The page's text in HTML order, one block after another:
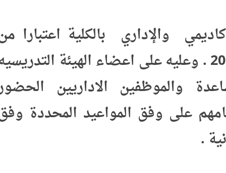
والإداري بالكلية اعتبارا من
تاريخ 18 مايو 2021 . وعليه على اعضاء الهيئة التدريسيه
والموظفين الاداريين الحضور
على وفق المواعيد المحددة وفق
.